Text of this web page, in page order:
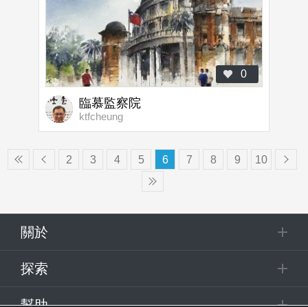
0
臨慕監察院
ktfcheung
2 3 4 5 6 7 8 9 10
關於
探索